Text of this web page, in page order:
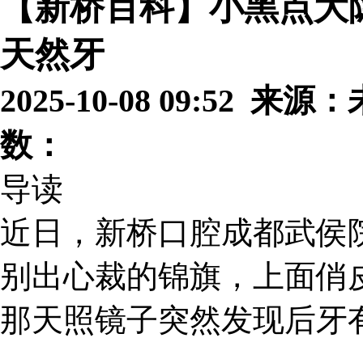
【新桥百科】小黑点
天然牙
2025-10-08 09:52 来源
数：
导读
近日，新桥口腔成都武侯
别出心裁的锦旗，上面
那天照镜子突然发现后牙